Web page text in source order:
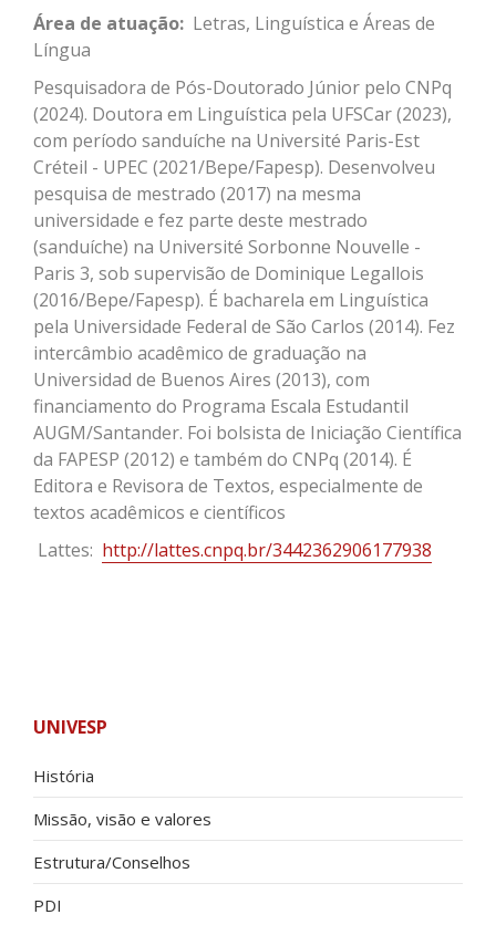
Área de atuação: Letras, Linguística e Áreas de
Língua
Pesquisadora de Pós-Doutorado Júnior pelo CNPq
(2024). Doutora em Linguística pela UFSCar(2023),
com período sanduíche na Université Paris-Est
Créteil - UPEC (2021/Bepe/Fapesp). Desenvolveu
pesquisa de mestrado (2017) na mesma
universidade e fez parte deste mestrado
(sanduíche) na Université Sorbonne Nouvelle -
Paris 3, sob supervisão de Dominique Legallois
(2016/Bepe/Fapesp). É bacharela em Linguística
pela Universidade Federal de São Carlos (2014). Fez
intercâmbio acadêmico de graduação na
Universidad de Buenos Aires (2013), com
financiamento do Programa Escala Estudantil
AUGM/Santander. Foi bolsista de Iniciação Científica
da FAPESP (2012) e também do CNPq (2014). É
Editora e Revisora de Textos, especialmente de
textos acadêmicos e científicos
Lattes: http://lattes.cnpq.br/3442362906177938
UNIVESP
História
Missão, visão e valores
Estrutura/Conselhos
PDI